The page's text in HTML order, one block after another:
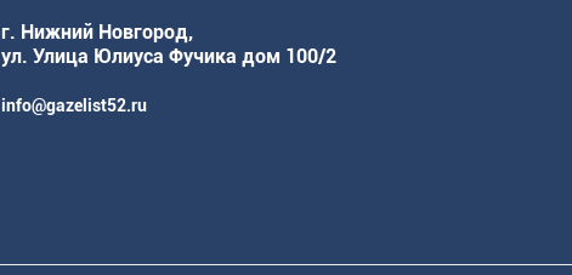
г. Нижний Новгород,
ул. Улица Юлиуса Фучика дом 100/2
info@gazelist52.ru